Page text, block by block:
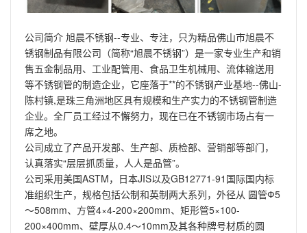
公司简介 旭晨不锈钢--专业、专注，只为精品佛山市旭晨不
锈钢制品有限公司（简称“旭晨不锈钢”）是一家专业生产和销
售五金制品用、工业配管用、食品卫生机械用、流体输送用
等不锈钢管的制造企业，它座落于**的不锈钢产业基地--佛山-
陈村镇,是珠三角洲地区具有规模和生产实力的不锈钢管制造
企业。全厂员工经过不懈努力，现在已在不锈钢市场占有一
席之地。
公司成立了产品开发部、生产部、质检部、营销部等部门，
认真落实“层层抓质量，人人是品管”。
公司采用美国ASTM，日本JIS以及GB12771-91国际国内标
准组织生产，规格包括公制和英制两大系列，外径从 圆管Ф5
～508mm、方管4×4-200×200mm、矩形管5×100-
200×400mm、壁厚从0.4～10mm及其各种牌号材质的圆